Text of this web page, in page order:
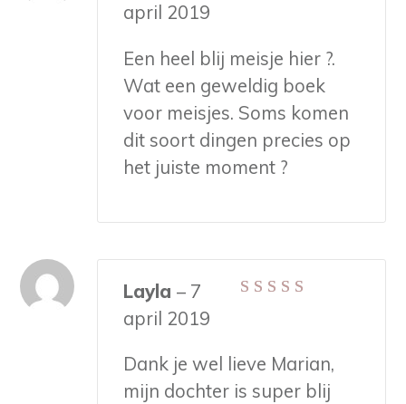
april 2019
Een heel blij meisje hier ?.
Wat een geweldig boek
voor meisjes. Soms komen
dit soort dingen precies op
het juiste moment ?
Layla– 7
april 2019
Dank je wel lieve Marian,
mijn dochter is super blij